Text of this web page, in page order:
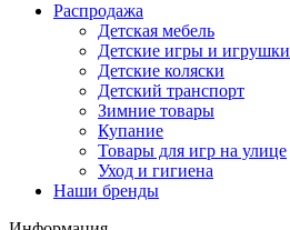
Распродажа
Детская мебель
Детские игры и игрушки
Детские коляски
Детский транспорт
Зимние товары
Купание
Товары для игр на улице
Уход и гигиена
Наши бренды